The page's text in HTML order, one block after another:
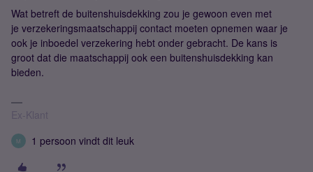
Wat betreft de buitenshuisdekking zou je gewoon even met
je verzekeringsmaatschappij contact moeten opnemen waar je
ook je inboedel verzekering hebt onder gebracht. De kans is
groot dat die maatschappij ook een buitenshuisdekking kan
bieden.
Ex-Klant
M 1 persoon vindt dit leuk